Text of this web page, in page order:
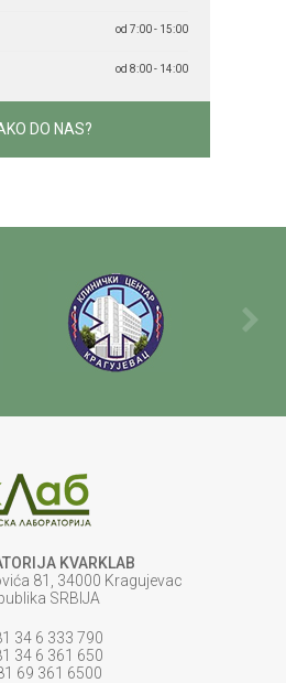
od 7:00 - 15:00
od 8:00 - 14:00
DO NAS?
KVARKLAB
81, 34000 Kragujevac
SRBIJA
34 6 333 790
34 6 361 650
69 361 6500